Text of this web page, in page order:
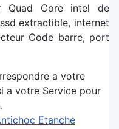
Quad Core intel de
extractible, internet
Code barre, port
a votre
a votre Service pour